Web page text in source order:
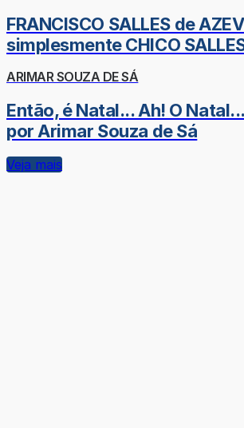
FRANCISCO SALLES de
simplesmente CHICO
ARIMAR SOUZA DE SÁ
Então, é Natal... Ah! O
por Arimar Souza de Sá
Veja mais